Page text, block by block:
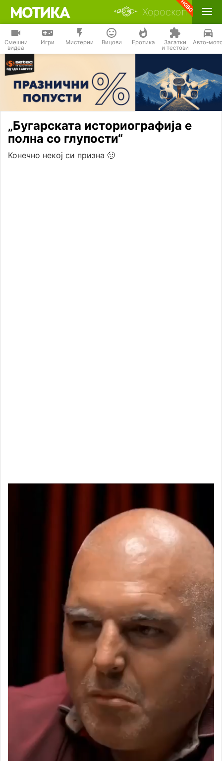
Хороскоп
Смешни
видеа
Игри Мистерии Вицови Еротика Загатки
и тестови
Авто-
„Бугарската историографија е
полна со глупости“
Конечно некој си призна 🙂